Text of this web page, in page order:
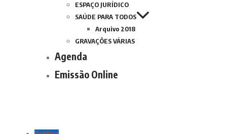
ESPAÇO JURÍDICO
SAÚDE PARA TODOS
Arquivo 2018
GRAVAÇÕES VÁRIAS
Agenda
Emissão Online